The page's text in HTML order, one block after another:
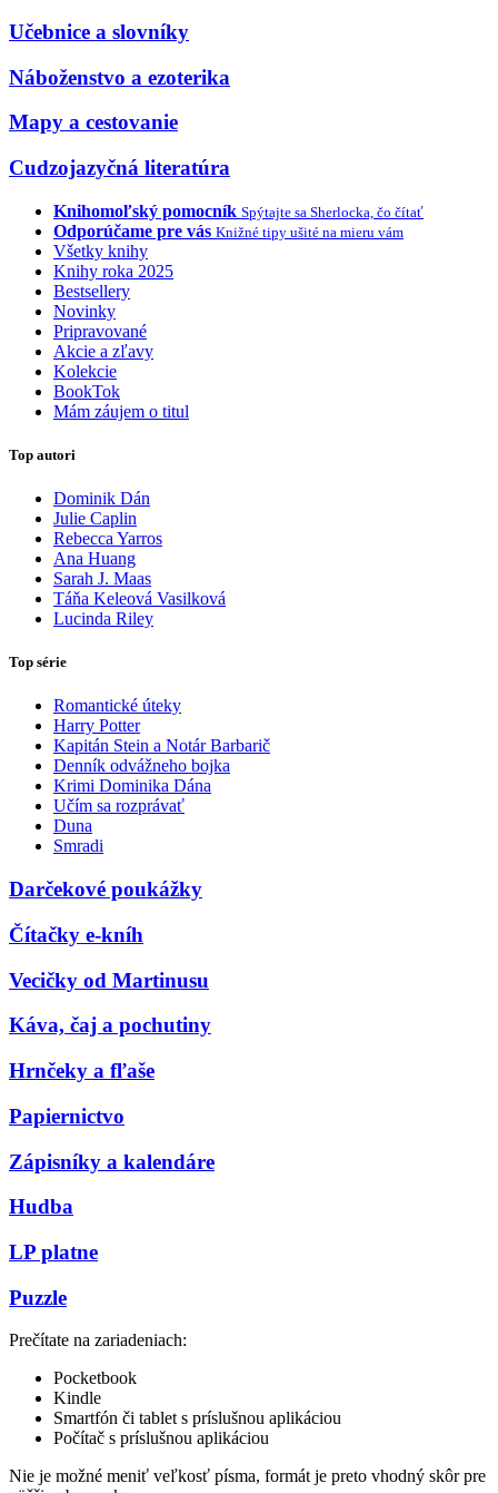
Učebnice a slovníky
Náboženstvo a ezoterika
Mapy a cestovanie
Cudzojazyčná literatúra
Knihomoľský pomocník Spýtajte sa Sherlocka, čo čítať
Odporúčame pre vás Knižné tipy ušité na mieru vám
Všetky knihy
Knihy roka 2025
Bestsellery
Novinky
Pripravované
Akcie a zľavy
Kolekcie
BookTok
Mám záujem o titul
Top autori
Dominik Dán
Julie Caplin
Rebecca Yarros
Ana Huang
Sarah J. Maas
Táňa Keleová Vasilková
Lucinda Riley
Top série
Romantické úteky
Harry Potter
Kapitán Stein a Notár Barbarič
Denník odvážneho bojka
Krimi Dominika Dána
Učím sa rozprávať
Duna
Smradi
Darčekové poukážky
Čítačky e-kníh
Vecičky od Martinusu
Káva, čaj a pochutiny
Hrnčeky a fľaše
Papiernictvo
Zápisníky a kalendáre
Hudba
LP platne
Puzzle
Prečítate na zariadeniach:
Pocketbook
Kindle
Smartfón či tablet s príslušnou aplikáciou
Počítač s príslušnou aplikáciou
Nie je možné meniť veľkosť písma, formát je preto vhodný skôr pre